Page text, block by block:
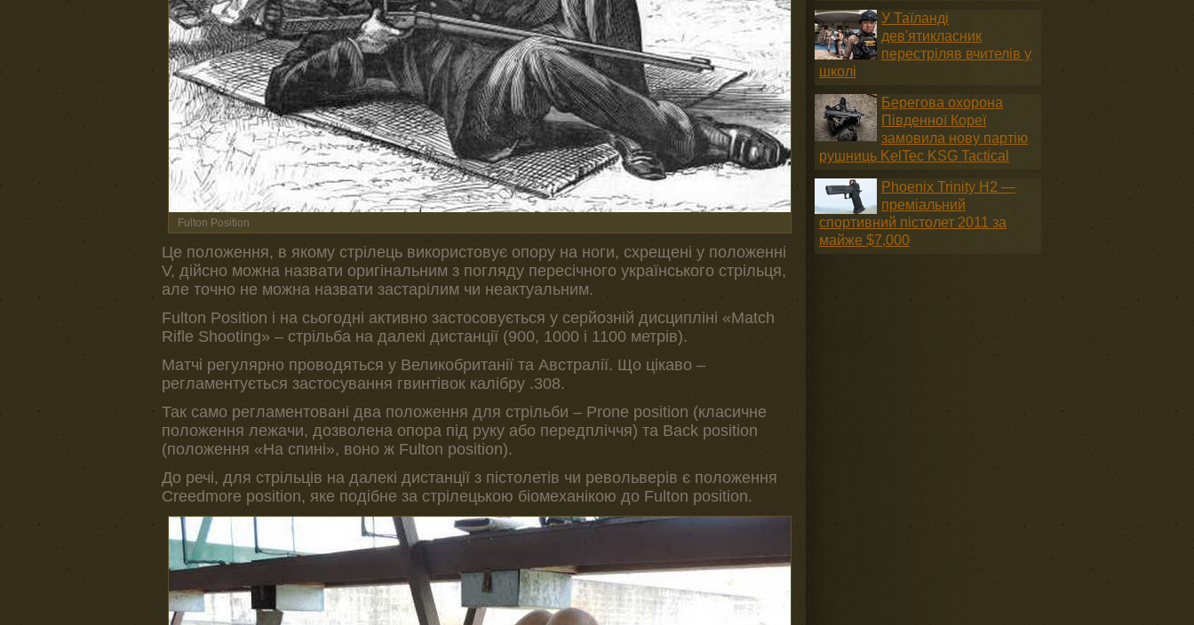
Fulton Position
Це положення, в якому стрілець використовує опору на ноги, схрещені у положенні
V, дійсно можна назвати оригінальним з погляду пересічного українського стрільця,
але точно не можна назвати застарілим чи неактуальним.
Fulton Position і на сьогодні активно застосовується у серйозній дисципліні «Match
Rifle Shooting» – стрільба на далекі дистанції (900, 1000 і 1100 метрів).
Матчі регулярно проводяться у Великобританії та Австралії. Що цікаво –
регламентується застосування гвинтівок калібру .308.
Так само регламентовані два положення для стрільби – Prone position (класичне
положення лежачи, дозволена опора під руку або передпліччя) та Back position
(положення «На спині», воно ж Fulton position).
До речі, для стрільців на далекі дистанції з пістолетів чи револьверів є положення
Creedmore position, яке подібне за стрілецькою біомеханікою до Fulton position.
У Таїланді
дев'ятикласник
перестріляв вчителів у
школі
Берегова охорона
Південної Кореї
замовила нову партію
рушниць KelTec KSG Tactical
Phoenix Trinity H2 —
преміальний
спортивний пістолет 2011 за
майже $7,000